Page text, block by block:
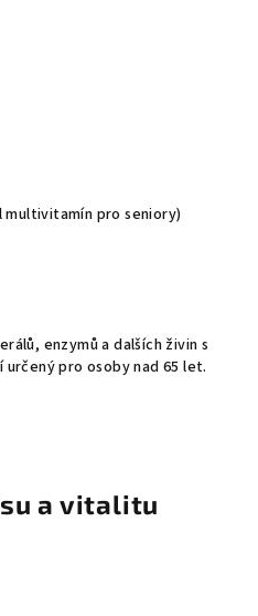
multivitamín pro seniory)
enzymů a dalších živin s
pro osoby nad 65 let.
a vitalitu